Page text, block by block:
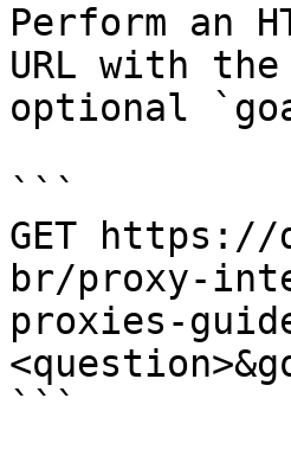
Perform an
URL with
optional
```
GET
br/proxy-
proxies-
```